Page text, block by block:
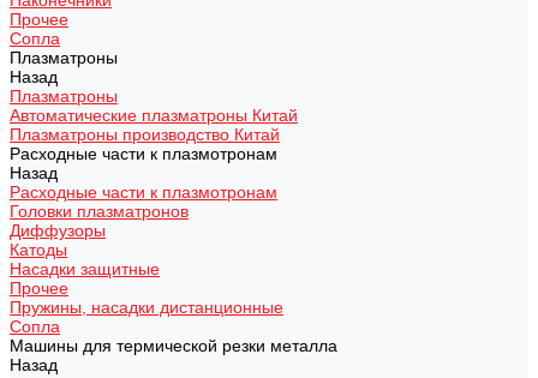
Прочее
Сопла
Плазматроны
Назад
Плазматроны
Автоматические плазматроны Китай
Плазматроны производство Китай
Расходные части к плазмотронам
Назад
Расходные части к плазмотронам
Головки плазматронов
Диффузоры
Катоды
Насадки защитные
Прочее
Пружины, насадки дистанционные
Сопла
Машины для термической резки металла
Назад